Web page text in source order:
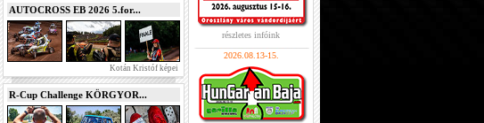
AUTOCROSS EB 2026 5.for...
Kotán Kristóf képei
R-Cup Challenge KÖRGYOR...
részletes infóink
2026.08.13-15.